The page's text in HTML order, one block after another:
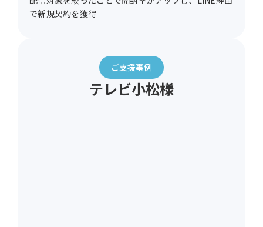
で新規契約を獲得
ご支援事例
テレビ小松様